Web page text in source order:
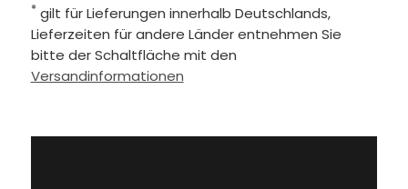
* gilt für Lieferungen innerhalb Deutschlands,
Lieferzeiten für andere Länder entnehmen Sie
bitte der Schaltfläche mit den
Versandinformationen